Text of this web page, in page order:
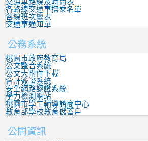
各路線交通車搭乘名單
各線班次總表
交通車通知單
公務系統
桃園市政府教育局
公文整合系統
公文大附件下載
會計簽證系統
安全網路認證系統
學力檢測網站
桃園市學生輔導諮商中心
教育部學校教育儲蓄戶
公開資訊